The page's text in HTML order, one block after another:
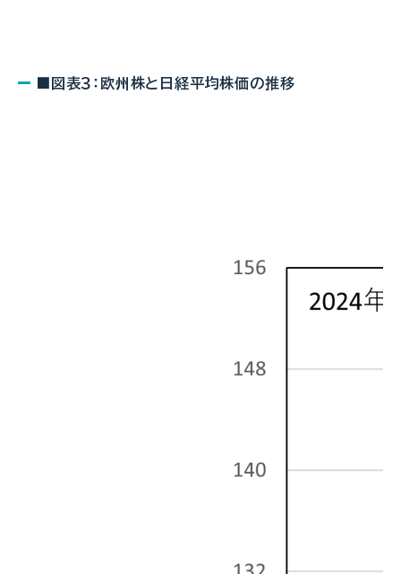
■図表３：欧州株と日経平均株価の推移